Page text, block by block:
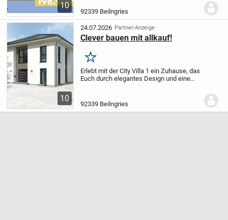
10
Schlafzimmer, ein modernes Bad und ein
separates Gäste-WC - perfekt für
Familien...
92339 Beilngries
10
24.07.2026 Partner-Anzeige
Clever bauen mit allkauf!
Merken
Erlebt mit der City Villa 1 ein Zuhause, das
Euch durch elegantes Design und eine
Ihr gemeinsam entspannen, miteinander...
92339 Beilngries